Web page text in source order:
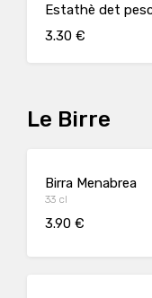
Estathè det
3.30 €
Le Birre
Birra Menabrea
33 cl
3.90 €